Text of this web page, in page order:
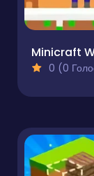
0 (0